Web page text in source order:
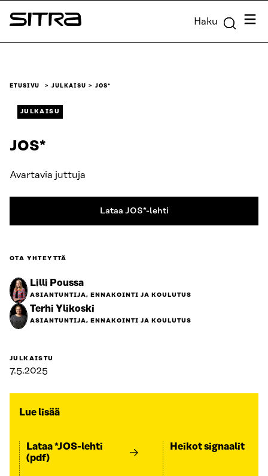
Siirry
suoraan
Sitra Haku
ETUSIVU JULKAISU JOS*
JULKAISU
JOS*
Avartavia juttuja
Lataa JOS*-lehti
OTA YHTEYTTÄ
Lilli Poussa
ASIANTUNTIJA, ENNAKOINTI JA KOULUTUS
Terhi Ylikoski
ASIANTUNTIJA, ENNAKOINTI JA KOULUTUS
JULKAISTU
7.5.2025
Lue lisää
Lataa *JOS-lehti
(pdf)
Heikot signaalit